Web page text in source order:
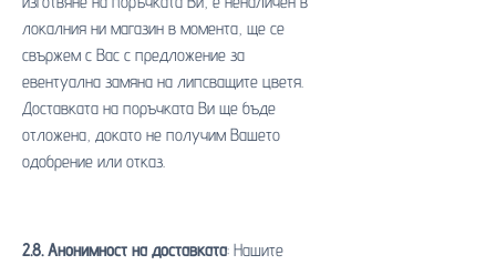
локалния ни магазин в момента, ще се
свържем с Вас с предложение за
евентуална замяна на липсващите цветя.
Доставката на поръчката Ви ще бъде
отложена, докато не получим Вашето
одобрение или отказ.
2.8. Анонимност на доставката: Нашите